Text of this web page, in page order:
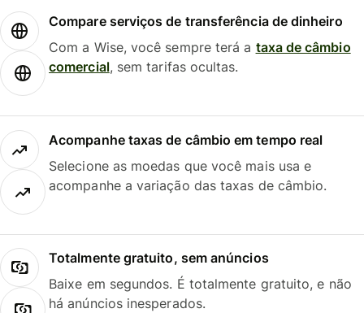
Compare serviços de transferência de dinheiro
Com a Wise, você sempre terá a taxa de câmbio
comercial, sem tarifas ocultas.
Acompanhe taxas de câmbio em tempo real
Selecione as moedas que você mais usa e
acompanhe a variação das taxas de câmbio.
Totalmente gratuito, sem anúncios
Baixe em segundos. É totalmente gratuito, e não
há anúncios inesperados.